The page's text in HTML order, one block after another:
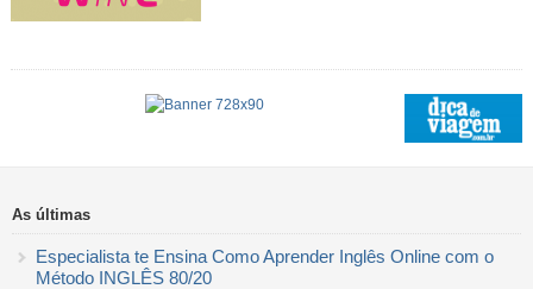
As últimas
Especialista te Ensina Como Aprender Inglês Online com o
Método INGLÊS 80/20